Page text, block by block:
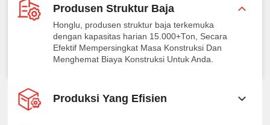
Produsen Struktur Baja
Honglu, produsen struktur baja terkemuka
dengan kapasitas harian 15.000+Ton, Secara
Efektif Mempersingkat Masa Konstruksi Dan
Menghemat Biaya Konstruksi Untuk Anda.
Produksi Yang Efisien